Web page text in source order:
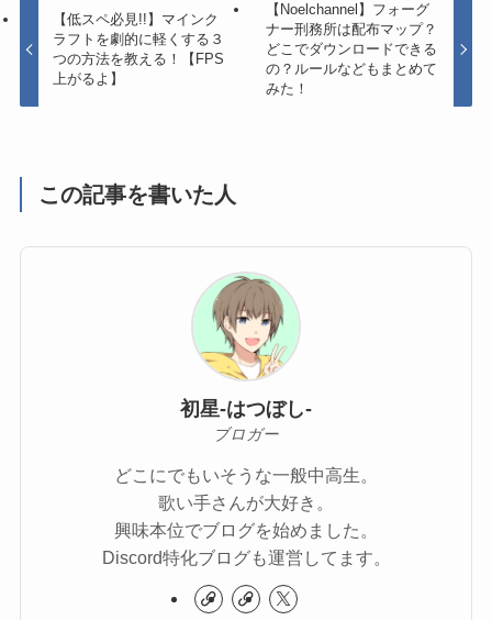
【低スペ必見!!】マインク
ラフトを劇的に軽くする３
つの方法を教える！【FPS
上がるよ】
【Noelchannel】フォーグ
ナー刑務所は配布マップ？
どこでダウンロードできる
の？ルールなどもまとめて
みた！
この記事を書いた人
初星-はつぼし-
ブロガー
どこにでもいそうな一般中高生。
歌い手さんが大好き。
興味本位でブログを始めました。
Discord特化ブログも運営してます。